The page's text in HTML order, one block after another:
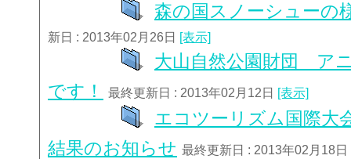
森の国スノーシューの
新日 : 2013年02月26日 [表示]
大山自然公園財団 ア
です！
最終更新日 : 2013年02月12日 [表示]
エコツーリズム国際大
結果のお知らせ 最終更新日 : 2013年02月18日